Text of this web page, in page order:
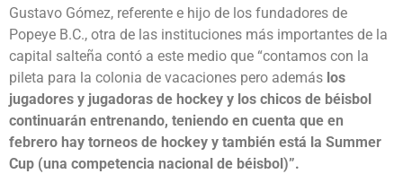
Gustavo Gómez, referente e hijo de los fundadores de
Popeye B.C., otra de las instituciones más importantes de la
capital salteña contó a este medio que “contamos con la
pileta para la colonia de vacaciones pero además los
jugadores y jugadoras de hockey y los chicos de béisbol
continuarán entrenando, teniendo en cuenta que en
febrero hay torneos de hockey y también está la Summer
Cup (una competencia nacional de béisbol)”.